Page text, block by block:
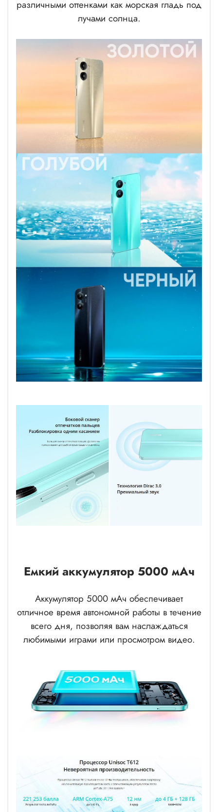
различными оттенками как морская гладь под
лучами солнца.
Емкий аккумулятор 5000 мАч
Аккумулятор 5000 мАч обеспечивает
отличное время автономной работы в течение
всего дня, позволяя вам наслаждаться
любимыми играми или просмотром видео.